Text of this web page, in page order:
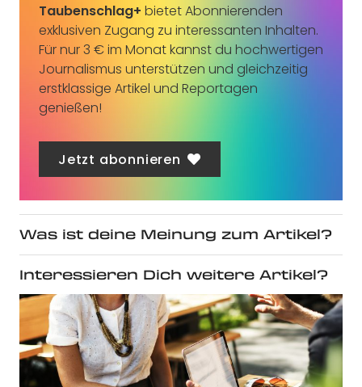
Taubenschlag+ bietet Abonnierenden
exklusiven Zugang zu interessanten Inhalten.
Für nur 3 € im Monat kannst du hochwertigen
Journalismus unterstützen und gleichzeitig
erstklassige Artikel und Reportagen
genießen!
Jetzt abonnieren
Was ist deine Meinung zum Artikel?
Interessieren Dich weitere Artikel?